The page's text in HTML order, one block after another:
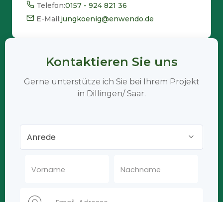
Telefon:0157 - 924 821 36
E-Mail:jungkoenig@enwendo.de
Kontaktieren Sie uns
Gerne unterstütze ich Sie bei Ihrem Projekt
in Dillingen/ Saar.